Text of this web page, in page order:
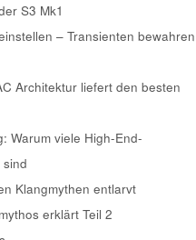
S3 Mk1
– Transienten bewahren
Architektur liefert den besten
Warum viele High-End-
Klangmythen entlarvt
erklärt Teil 2